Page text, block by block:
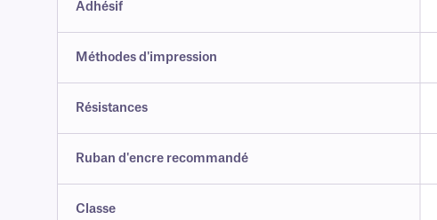
Adhésif
Méthodes d'impression
Résistances
Ruban d'encre recommandé
Classe